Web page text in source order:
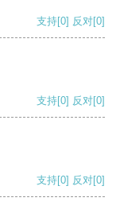
支持[0] 反对[0]
支持[0] 反对[0]
支持[0] 反对[0]